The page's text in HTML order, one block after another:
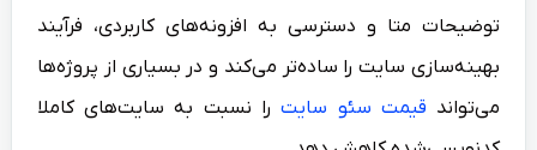
توضیحات متا و دسترسی به افزونه‌های کاربردی، فرآیند
بهینه‌سازی سایت را ساده‌تر می‌کند و در بسیاری از پروژه‌ها
می‌تواند قیمت سئو سایترا نسبت به سایت‌های کاملا